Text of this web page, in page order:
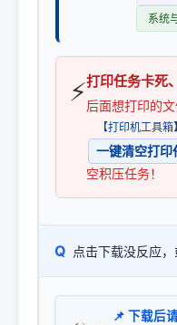
系统
⚡打印任务卡死
后面想打印的
【打印机工具箱】
一键清空打印
空积压任务！
Q 点击下载没反应
📌 下载后